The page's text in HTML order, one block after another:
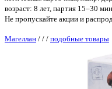
возраст: 8 лет, партия 15–30 мин
Не пропускайте акции и
Магеллан / / / подобные товары